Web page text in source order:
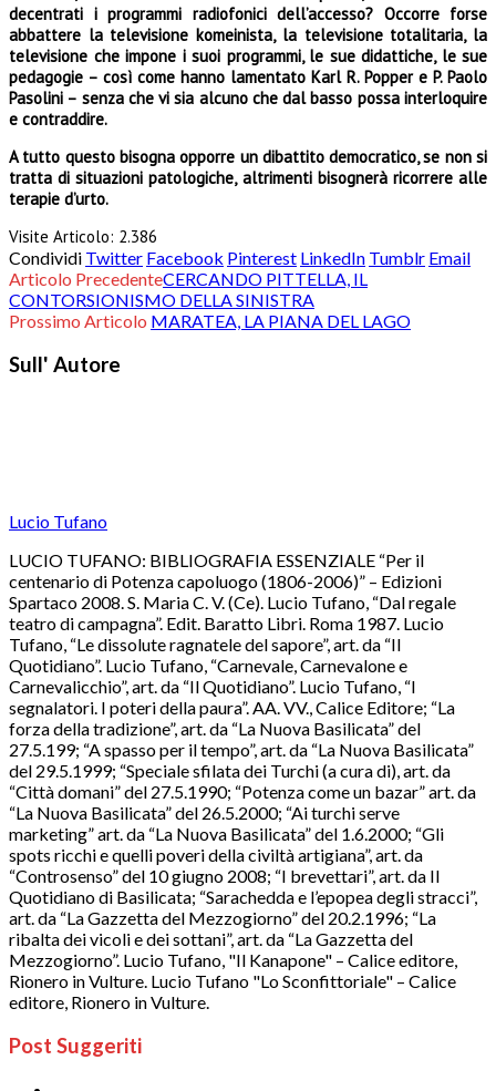
decentrati i programmi radiofonici dell’accesso? Occor­re forse
abbattere la televisione komeinista, la televisione totalitaria, la
televisione che impone i suoi programmi, le sue didattiche, le sue
pedagogie – così come hanno lamentato Karl R. Popper e P. Paolo
Pasolini – senza che vi sia al­cuno che dal basso possa interloquire
e contraddire.
A tutto questo bisogna opporre un dibattito democratico, se non si
tratta di situazioni patolo­giche, altrimenti bisognerà ricorrere alle
terapie d’urto.
Visite Articolo: 2.386
Condividi Twitter Facebook Pinterest LinkedIn Tumblr Email
Articolo PrecedenteCERCANDO PITTELLA, IL
CONTORSIONISMO DELLA SINISTRA
Prossimo Articolo MARATEA, LA PIANA DEL LAGO
Sull' Autore
Lucio Tufano
LUCIO TUFANO: BIBLIOGRAFIA ESSENZIALE “Per il
centenario di Potenza capoluogo (1806-2006)” – Edizioni
Spartaco 2008. S. Maria C. V. (Ce). Lucio Tufano, “Dal regale
teatro di campagna”. Edit. Baratto Libri. Roma 1987. Lucio
Tufano, “Le dissolute ragnatele del sapore”, art. da “Il
Quotidiano”. Lucio Tufano, “Carnevale, Carnevalone e
Carnevalicchio”, art. da “Il Quotidiano”. Lucio Tufano, “I
segnalatori. I poteri della paura”. AA. VV., Calice Editore; “La
forza della tradizione”, art. da “La Nuova Basilicata” del
27.5.199; “A spasso per il tempo”, art. da “La Nuova Basilicata”
del 29.5.1999; “Speciale sfilata dei Turchi (a cura di), art. da
“Città domani” del 27.5.1990; “Potenza come un bazar” art. da
“La Nuova Basilicata” del 26.5.2000; “Ai turchi serve
marketing” art. da “La Nuova Basilicata” del 1.6.2000; “Gli
spots ricchi e quelli poveri della civiltà artigiana”, art. da
“Controsenso” del 10 giugno 2008; “I brevettari”, art. da Il
Quotidiano di Basilicata; “Sarachedda e l’epopea degli stracci”,
art. da “La Gazzetta del Mezzogiorno” del 20.2.1996; “La
ribalta dei vicoli e dei sottani”, art. da “La Gazzetta del
Mezzogiorno”. Lucio Tufano, "Il Kanapone" – Calice editore,
Rionero in Vulture. Lucio Tufano "Lo Sconfittoriale" – Calice
editore, Rionero in Vulture.
Post Suggeriti